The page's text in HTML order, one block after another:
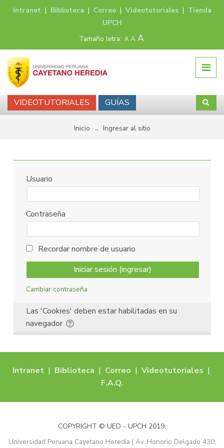
Intranet | Biblioteca | Correo| Videotutoriales| Tienda
UPCH
Tamaño letra: A A A
VIDEOTUTORIALES GUÍAS
Inicio → Ingresar al sitio
Usuario
Contraseña
Recordar nombre de usuario
Cambiar contraseña
Las 'Cookies' deben estar habilitadas en su
navegador
Intranet| Biblioteca | Correo | Videotutoriales |
F.A.Q.
COPYRIGHT © UED - UPCH 2019.
Universidad Peruana Cayetano Heredia | Av. Honorio Delgado 430,